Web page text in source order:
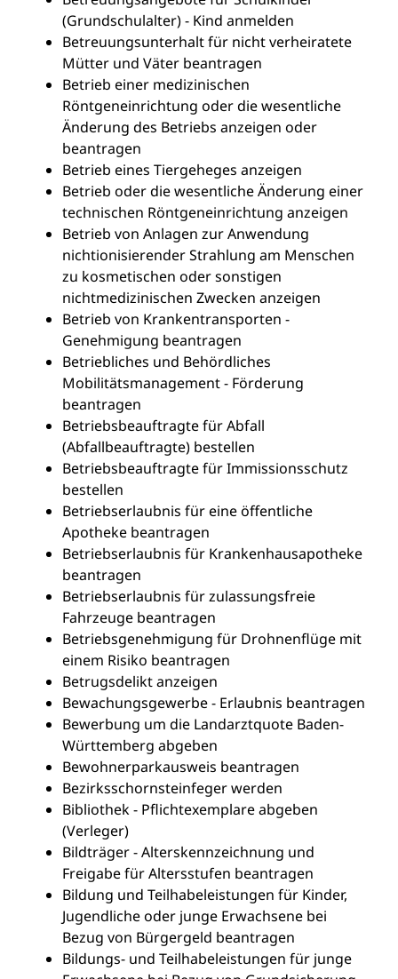
(Grundschulalter) - Kind anmelden
Betreuungsunterhalt für nicht verheiratete
Mütter und Väter beantragen
Betrieb einer medizinischen
Röntgeneinrichtung oder die wesentliche
Änderung des Betriebs anzeigen oder
beantragen
Betrieb eines Tiergeheges anzeigen
Betrieb oder die wesentliche Änderung einer
technischen Röntgeneinrichtung anzeigen
Betrieb von Anlagen zur Anwendung
nichtionisierender Strahlung am Menschen
zu kosmetischen oder sonstigen
nichtmedizinischen Zwecken anzeigen
Betrieb von Krankentransporten -
Genehmigung beantragen
Betriebliches und Behördliches
Mobilitätsmanagement - Förderung
beantragen
Betriebsbeauftragte für Abfall
(Abfallbeauftragte) bestellen
Betriebsbeauftragte für Immissionsschutz
bestellen
Betriebserlaubnis für eine öffentliche
Apotheke beantragen
Betriebserlaubnis für Krankenhausapotheke
beantragen
Betriebserlaubnis für zulassungsfreie
Fahrzeuge beantragen
Betriebsgenehmigung für Drohnenflüge mit
einem Risiko beantragen
Betrugsdelikt anzeigen
Bewachungsgewerbe - Erlaubnis beantragen
Bewerbung um die Landarztquote Baden-
Württemberg abgeben
Bewohnerparkausweis beantragen
Bezirksschornsteinfeger werden
Bibliothek - Pflichtexemplare abgeben
(Verleger)
Bildträger - Alterskennzeichnung und
Freigabe für Altersstufen beantragen
Bildung und Teilhabeleistungen für Kinder,
Jugendliche oder junge Erwachsene bei
Bezug von Bürgergeld beantragen
Bildungs- und Teilhabeleistungen für junge